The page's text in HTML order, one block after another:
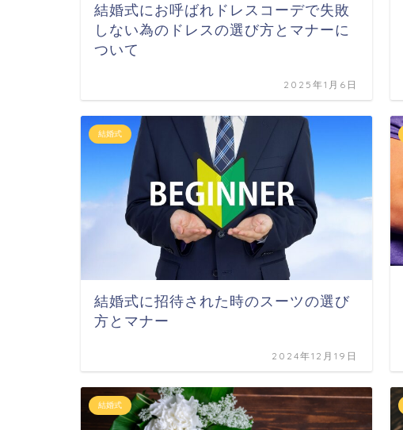
結婚式にお呼ばれドレスコーデで失敗
しない為のドレスの選び方とマナーに
ついて
2025年1月6日
結婚式
結婚式に招待された時のスーツの選び
方とマナー
2024年12月19日
結婚式